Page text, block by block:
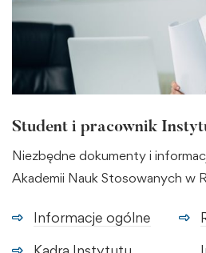
Student i pracownik
Niezbędne dokumenty i
Akademii Nauk Stosowanych w
Informacje ogólne